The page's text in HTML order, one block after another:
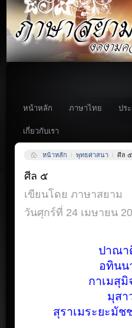
หน้าหลัก ภาษาไทย ปร
เกี่ยวกับเรา
หน้าหลัก พุทธศาสนา ศีล ๕
ศีล ๕
เขียนโดย ภาษาสยาม
วันศุกร์ที่ 24 เมษายน
ปาณา
อทินน
กาเมสุ
มุสา
สุราเมระยะมั